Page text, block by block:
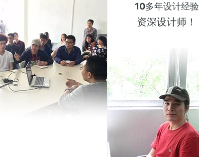
10多年设计经验
资深设计师！